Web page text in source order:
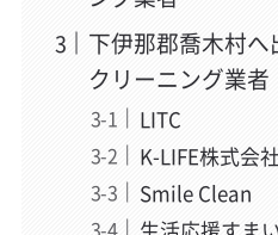
下伊那郡喬木村
クリーニング業者
LITC
K-LIFE株式会社
Smile Clean